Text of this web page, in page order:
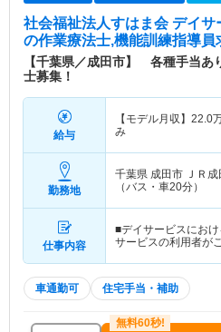
社会福祉法人すはま会 デイ
の作業療法士,機能訓練指導員
【千葉県／成田市】 各種手当
士募集！
給与
【モデル月収】 22.0
み
勤務地
千葉県 成田市 ＪＲ
（バス・車20分）
仕事内容
■デイサービスにおける
サービスの利用者が
車通勤可 住宅手当・補助